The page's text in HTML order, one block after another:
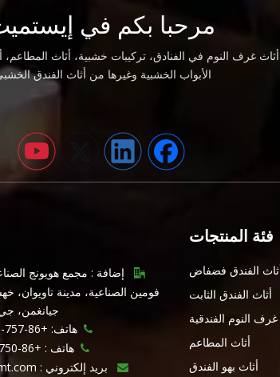
مرحبا بكم في
غرف النوم في الفنادق، تركيبات خشبية، أثاث
الأبواب الخشبية وغيرها من أثاث الفندق
فئة المنتجات
الفندق فضفاض
أثاث الفندق الثابت
غرف النوم الفندقية
أثاث المطاعم
أثاث بهو الفندق

إضافة : مجمع هويونج
فومين الصناعية، مدينة تاويوان،
جيانغمن،
 هاتف: +86-757-28787095
 هاتف : +86-750-8912560
 بريد إلكتروني :